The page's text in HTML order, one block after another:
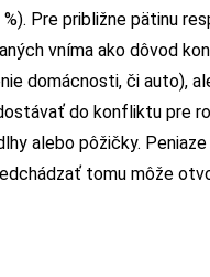
Pre približne pätinu
vníma ako dôvod
domácnosti, či auto),
do konfliktu pre
alebo pôžičky.
tomu môže